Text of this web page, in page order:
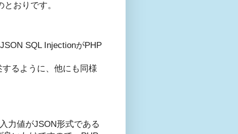
おりです。
SQL InjectionがPHP
るように、他にも同様
力値がJSON形式である